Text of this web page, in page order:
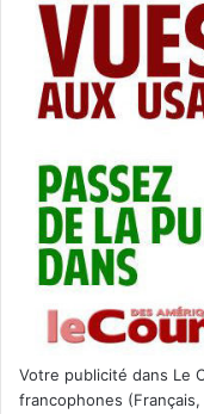
Votre publicité dans Le
francophones